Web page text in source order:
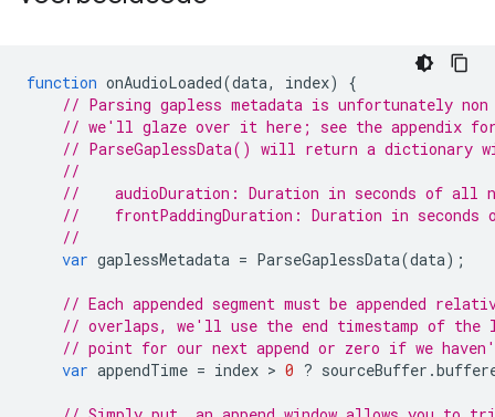
function onAudioLoaded(data, index)
{
// Parsing gapless metadata is unfortunately
// we'll glaze over it here; see the appendix
// ParseGaplessData() will return a dictionary
//
//    audioDuration: Duration in seconds of all
//    frontPaddingDuration: Duration in seconds
//
var gaplessMetadata = ParseGaplessData(data);
// Each appended segment must be appended
// overlaps, we'll use the end timestamp of the
// point for our next append or zero if we
var appendTime = index > 0 ? sourceBuffer .